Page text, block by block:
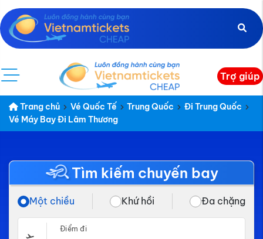
Trợ giúp
Trang chủ Vé Quốc Tế Trung Quốc
Đi Trung Quốc
Vé Máy Bay Đi Lâm Thương
Tìm kiếm chuyến bay
Một chiều Khứ hồi Đa chặng
Điểm đi